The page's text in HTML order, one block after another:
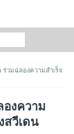
ร่วมฉลองความสำเร็จ
งความ
สวีเดน